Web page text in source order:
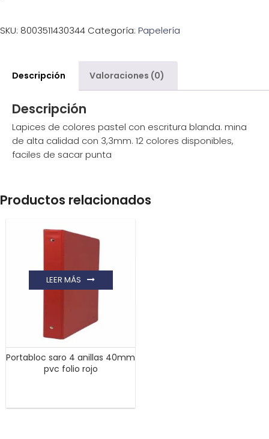
SKU: 8003511430344 Categoría: Papelería
Descripción Valoraciones (0)
Descripción
Lapices de colores pastel con escritura blanda. mina
de alta calidad con 3,3mm. 12 colores disponibles,
faciles de sacar punta
Productos relacionados
Portabloc saro 4 anillas 40mm
pvc folio rojo
LEER MÁS